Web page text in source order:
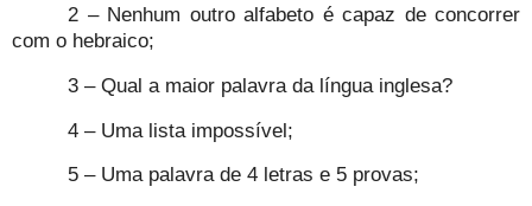
2 – Nenhum outro alfabeto é capaz de concorrer
com o hebraico;
3 – Qual a maior palavra da língua inglesa?
4 – Uma lista impossível;
5 – Uma palavra de 4 letras e 5 provas;